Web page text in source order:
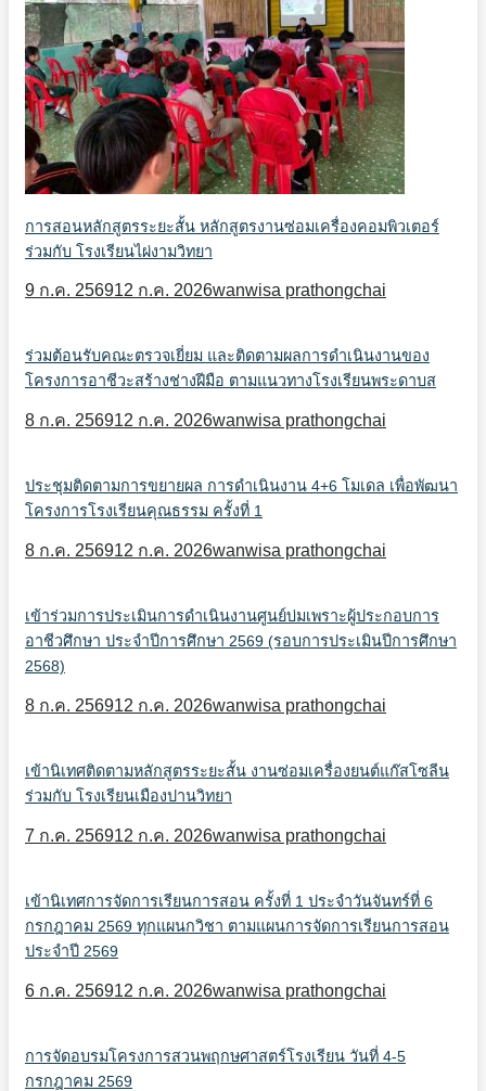
การสอนหลักสูตรระยะสั้น หลักสูตรงานซ่อมเครื่องคอมพิวเตอร์
ร่วมกับ โรงเรียนไผ่งามวิทยา
9 ก.ค. 256912 ก.ค. 2026wanwisa prathongchai
ร่วมต้อนรับคณะตรวจเยี่ยม และติดตามผลการดำเนินงานของ
โครงการอาชีวะสร้างช่างฝีมือ ตามแนวทางโรงเรียนพระดาบส
8 ก.ค. 256912 ก.ค. 2026wanwisa prathongchai
ประชุมติดตามการขยายผล การดำเนินงาน 4+6 โมเดล เพื่อพัฒนา
โครงการโรงเรียนคุณธรรม ครั้งที่ 1
8 ก.ค. 256912 ก.ค. 2026wanwisa prathongchai
เข้าร่วมการประเมินการดำเนินงานศูนย์บ่มเพราะผู้ประกอบการ
อาชีวศึกษา ประจำปีการศึกษา 2569 (รอบการประเมินปีการศึกษา
2568)
8 ก.ค. 256912 ก.ค. 2026wanwisa prathongchai
เข้านิเทศติดตามหลักสูตรระยะสั้น งานซ่อมเครื่องยนต์แก๊สโซลีน
ร่วมกับ โรงเรียนเมืองปานวิทยา
7 ก.ค. 256912 ก.ค. 2026wanwisa prathongchai
เข้านิเทศการจัดการเรียนการสอน ครั้งที่ 1 ประจำวันจันทร์ที่ 6
กรกฎาคม 2569 ทุกแผนกวิชา ตามแผนการจัดการเรียนการสอน
ประจำปี 2569
6 ก.ค. 256912 ก.ค. 2026wanwisa prathongchai
การจัดอบรมโครงการสวนพฤกษศาสตร์โรงเรียน วันที่ 4-5
กรกฎาคม 2569